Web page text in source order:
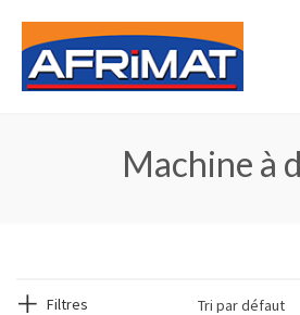
Machine à
Filtres